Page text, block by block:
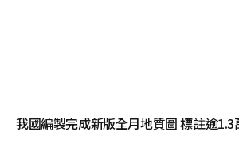
我國編製完成新版全月地質圖 標註逾